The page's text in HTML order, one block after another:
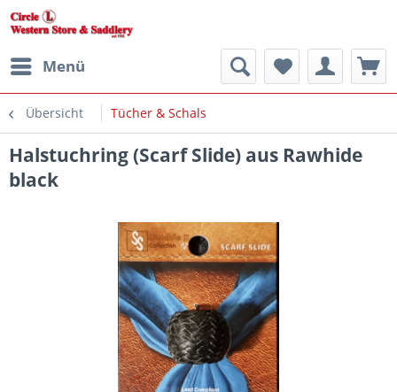
Menü
Übersicht Tücher & Schals
Halstuchring (Scarf Slide) aus Rawhide
black